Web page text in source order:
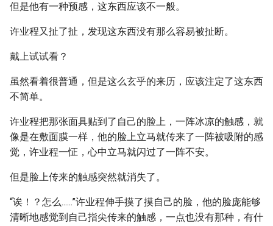
但是他有一种预感，这东西应该不一般。
许业程又扯了扯，发现这东西没有那么容易被扯断。
戴上试试看？
虽然看着很普通，但是这么玄乎的来历，应该注定了这东西
不简单。
许业程把那张面具贴到了自己的脸上，一阵冰凉的触感，就
像是在敷面膜一样，他的脸上立马就传来了一阵被吸附的感
觉，许业程一怔，心中立马就闪过了一阵不安。
但是脸上传来的触感突然就消失了。
“诶！？怎么......”许业程伸手摸了摸自己的脸，他的脸庞能够
清晰地感觉到自己指尖传来的触感，一点也没有那种，有什